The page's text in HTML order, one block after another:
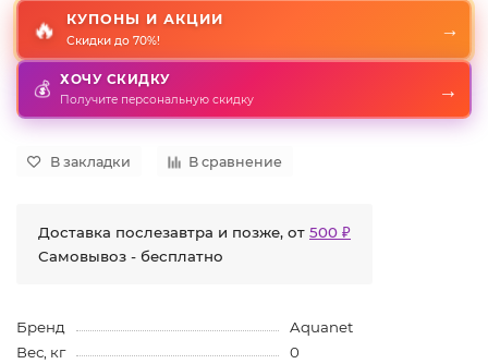
🔥 КУПОНЫ И АКЦИИ
Скидки до 70%!
→
💰 ХОЧУ СКИДКУ
Получите персональную скидку →
В закладки В сравнение
Доставка послезавтра и позже, от 500 ₽
Самовывоз - бесплатно
Бренд
Aquanet
Вес, кг
0